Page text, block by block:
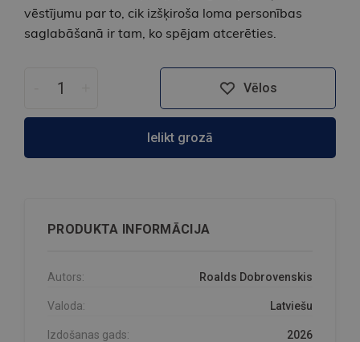
vēstījumu par to, cik izšķiroša loma personības
saglabāšanā ir tam, ko spējam atcerēties.
Vēlos
Ielikt grozā
PRODUKTA INFORMĀCIJA
Autors: Roalds Dobrovenskis
Valoda: Latviešu
Izdošanas gads: 2026